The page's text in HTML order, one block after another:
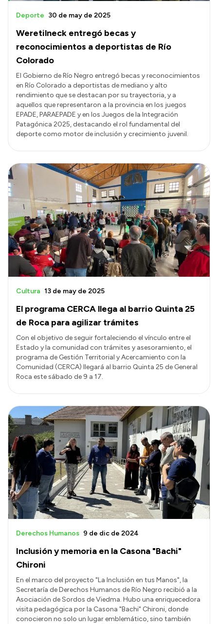
Weretilneck entregó becas y
reconocimientos a deportistas de Río
Colorado
Deporte 30 de may de 2025
El Gobierno de Río Negro entregó becas y reconocimientos
en Río Colorado a deportistas de mediano y alto
rendimiento que se destacan por su trayectoria, y a
aquellos que representaron a la provincia en los juegos
EPADE, PARAEPADE y en los Juegos de la Integración
Patagónica 2025, destacando el rol fundamental del
deporte como motor de inclusión y crecimiento juvenil.
El programa CERCA llega al barrio Quinta 25
de Roca para agilizar trámites
Cultura 13 de may de 2025
Con el objetivo de seguir fortaleciendo el vínculo entre el
Estado y la comunidad con trámites y asesoramiento, el
programa de Gestión Territorial y Acercamiento con la
Comunidad (CERCA) llegará al barrio Quinta 25 de General
Roca este sábado de 9 a 17.
Inclusión y memoria en la Casona "Bachi"
Chironi
Derechos Humanos 9 de dic de 2024
En el marco del proyecto "La Inclusión en tus Manos", la
Secretaría de Derechos Humanos de Río Negro recibió a la
Asociación de Sordos de Viedma. Hubo una enriquecedora
visita pedagógica por la Casona "Bachi" Chironi, donde
conocieron no solo un lugar emblemático, sino también